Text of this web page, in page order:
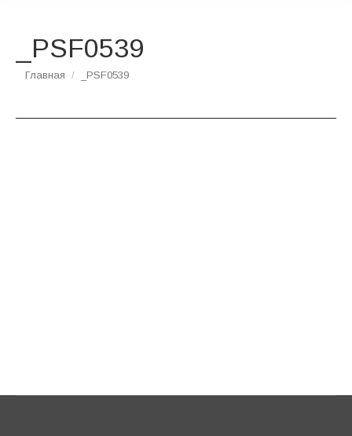
_PSF0539
Вы здесь:
Главная _PSF0539